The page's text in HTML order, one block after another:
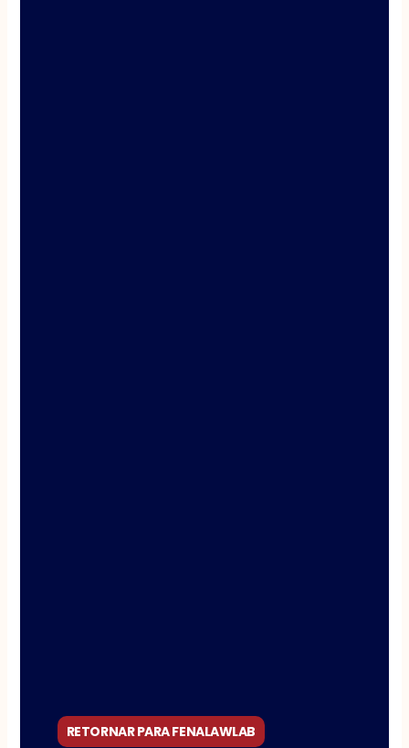
RETORNAR PARA FENALAWLAB